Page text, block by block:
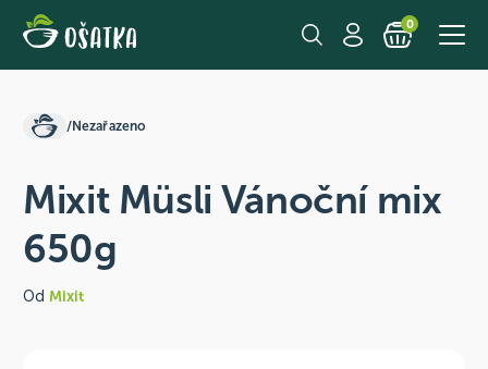
0
/Nezařazeno
Mixit Müsli Vánoční mix
650g
Od Mixit